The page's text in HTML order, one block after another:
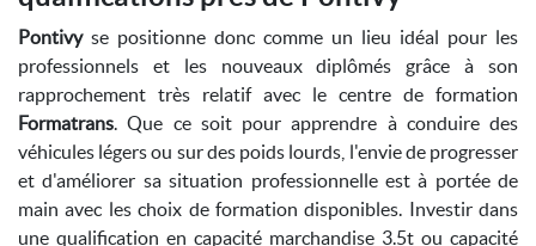
Pontivyse positionne donc comme un lieu idéal pour les
professionnels et les nouveaux diplômés grâce à son
rapprochement très relatif avec le centre de formation
Formatrans. Que ce soit pour apprendre à conduire des
véhicules légers ou sur des poids lourds, l'envie de progresser
et d'améliorer sa situation professionnelle est à portée de
main avec les choix de formation disponibles. Investir dans
une qualification en capacité marchandise 3.5t ou capacité